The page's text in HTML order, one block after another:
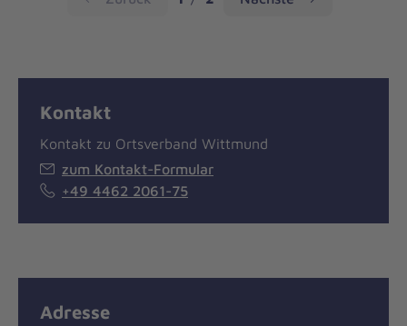
Kontakt
Kontakt zu Ortsverband Wittmund
zum Kontakt-Formular
+49 4462 2061-75
Adresse